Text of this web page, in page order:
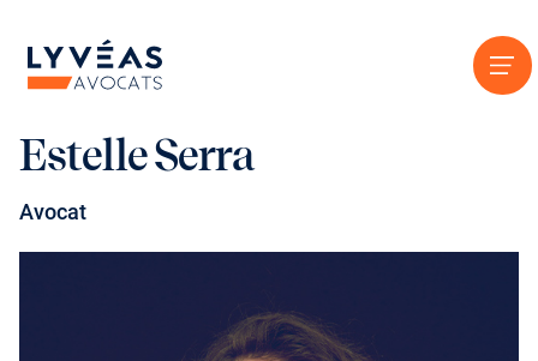
Estelle Serra
Avocat